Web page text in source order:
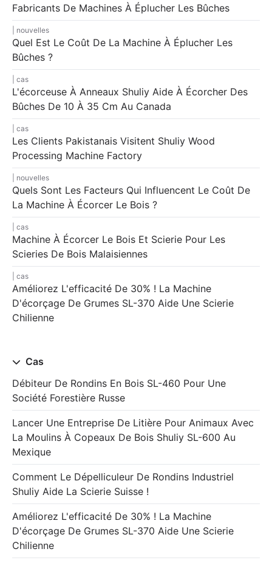
Fabricants De Machines À Éplucher Les Bûches
nouvelles
Quel Est Le Coût De La Machine À Éplucher Les
Bûches ?
cas
L'écorceuse À Anneaux Shuliy Aide À Écorcher Des
Bûches De 10 À 35 Cm Au Canada
cas
Les Clients Pakistanais Visitent Shuliy Wood
Processing Machine Factory
nouvelles
Quels Sont Les Facteurs Qui Influencent Le Coût De
La Machine À Écorcer Le Bois ?
cas
Machine À Écorcer Le Bois Et Scierie Pour Les
Scieries De Bois Malaisiennes
cas
Améliorez L'efficacité De 30% ! La Machine
D'écorçage De Grumes SL-370 Aide Une Scierie
Chilienne
Cas
Débiteur De Rondins En Bois SL-460 Pour Une
Société Forestière Russe
Lancer Une Entreprise De Litière Pour Animaux Avec
La Moulins À Copeaux De Bois Shuliy SL-600 Au
Mexique
Comment Le Dépelliculeur De Rondins Industriel
Shuliy Aide La Scierie Suisse !
Améliorez L'efficacité De 30% ! La Machine
D'écorçage De Grumes SL-370 Aide Une Scierie
Chilienne